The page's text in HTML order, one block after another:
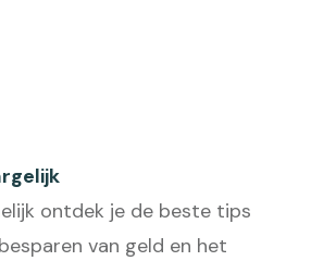
ontdek je de beste tips
van geld en het